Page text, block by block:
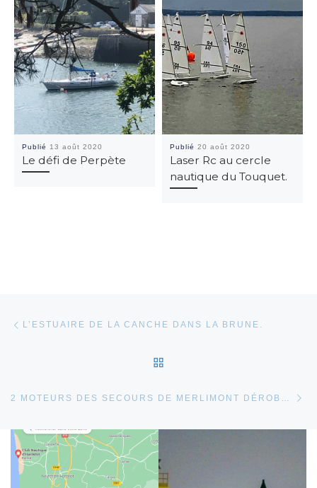
Publié 13 août 2020
Le défi de Perpète
Publié20 août 2020
Laser Rc au cercle
nautique du Touquet.
L’ESTUAIRE DE LA CANCHE DANS LA BRUNE.